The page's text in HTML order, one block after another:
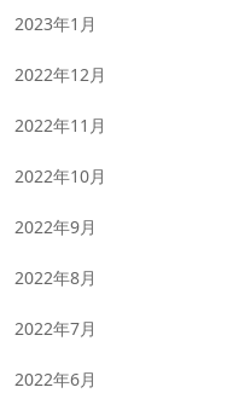
2023年1月
2022年12月
2022年11月
2022年10月
2022年9月
2022年8月
2022年7月
2022年6月